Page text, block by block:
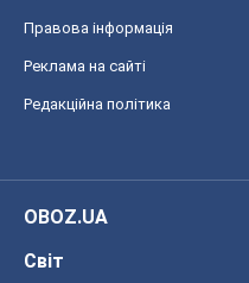
Правова інформація
Реклама на сайті
Редакційна політика
OBOZ.UA
Світ